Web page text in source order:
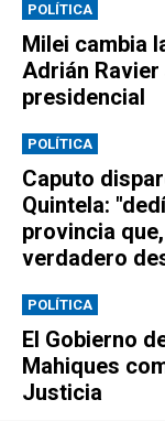
POLÍTICA
Milei cambia
Adrián
presidencial
POLÍTICA
Caputo
Quintela:
provincia
verdadero
POLÍTICA
El Gobierno
Mahiques
Justicia